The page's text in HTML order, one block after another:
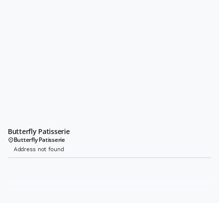
Butterfly Patisserie
Butterfly Patisserie
Address not found